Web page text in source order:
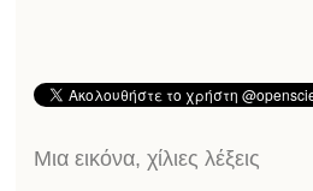
Μια εικόνα, χίλιες λέξεις